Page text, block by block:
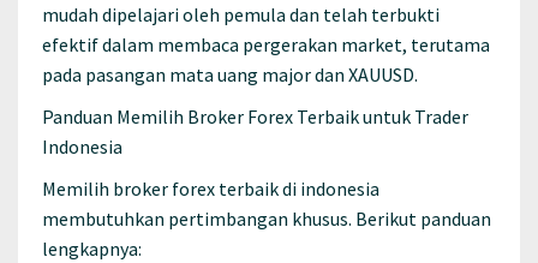
mudah dipelajari oleh pemula dan telah terbukti
efektif dalam membaca pergerakan market, terutama
pada pasangan mata uang major dan XAUUSD.
Panduan Memilih Broker Forex Terbaik untuk Trader
Indonesia
Memilih broker forex terbaik di indonesia
membutuhkan pertimbangan khusus. Berikut panduan
lengkapnya: